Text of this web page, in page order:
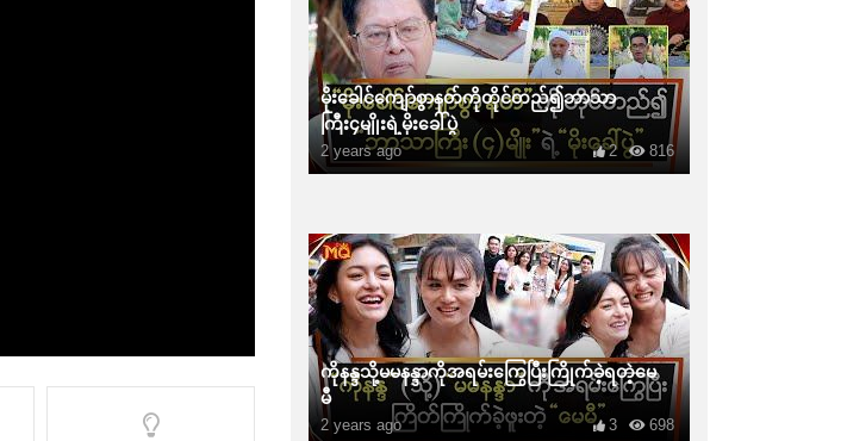
မိုးခေါင်ကျော်စွာနတ်ကိုတိုင်တည်၍ဘာသာ
ကြီး၄မျိုးရဲ့မိုးခေါ်ပွဲ
2 years ago 816
2
ကိုနန္ဒသို့မမနန္ဒာကိုအရမ်းကြွေပြီးကြိုက်ခဲ့ရတဲ့မေ
မီ
2 years ago 698
3